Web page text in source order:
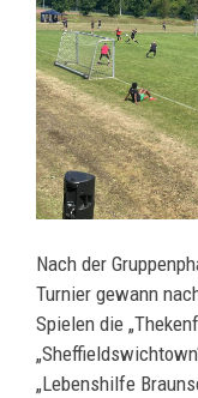
Nach der
Turnier gewann
Spielen die
„Lebenshilfe